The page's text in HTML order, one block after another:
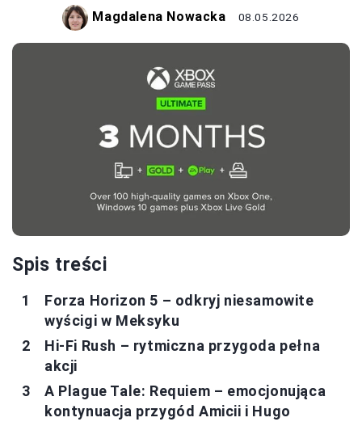
Magdalena Nowacka 08.05.2026
Spis treści
Forza Horizon 5 – odkryj niesamowite
wyścigi w Meksyku
Hi-Fi Rush – rytmiczna przygoda pełna
akcji
A Plague Tale: Requiem – emocjonująca
kontynuacja przygód Amicii i Hugo